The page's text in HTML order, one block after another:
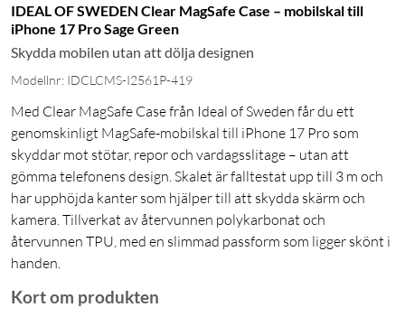
IDEAL OF SWEDEN Clear MagSafe Case – mobilskal till
iPhone 17 Pro Sage Green
Skydda mobilen utan att dölja designen
Modellnr: IDCLCMS-I2561P-419
Med Clear MagSafe Case från Ideal of Sweden får du ett
genomskinligt MagSafe-mobilskal till iPhone 17 Pro som
skyddar mot stötar, repor och vardagsslitage – utan att
gömma telefonens design. Skalet är falltestat upp till 3 m och
har upphöjda kanter som hjälper till att skydda skärm och
kamera. Tillverkat av återvunnen polykarbonat och
återvunnen TPU, med en slimmad passform som ligger skönt i
handen.
Kort om produkten